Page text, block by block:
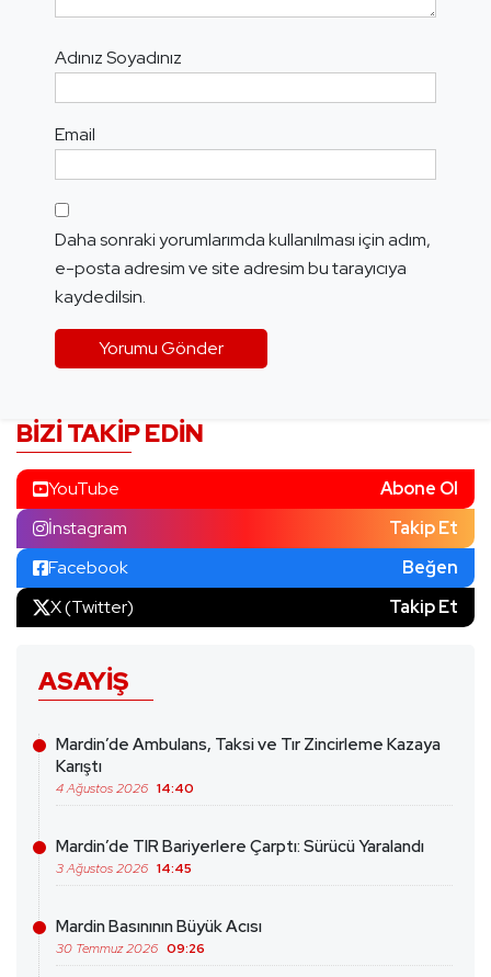
Adınız Soyadınız
Email
Daha sonraki yorumlarımda kullanılması için adım,
e-posta adresim ve site adresim bu tarayıcıya
kaydedilsin.
BIZI TAKIP EDIN
YouTube
Abone Ol
İnstagram
Takip Et
Facebook
Beğen
X (Twitter)
Takip Et
ASAYIŞ
Mardin’de Ambulans, Taksi ve Tır Zincirleme Kazaya
Karıştı
4 Ağustos 2026 14:40
Mardin’de TIR Bariyerlere Çarptı: Sürücü Yaralandı
3 Ağustos 2026 14:45
Mardin Basınının Büyük Acısı
30 Temmuz 2026 09:26